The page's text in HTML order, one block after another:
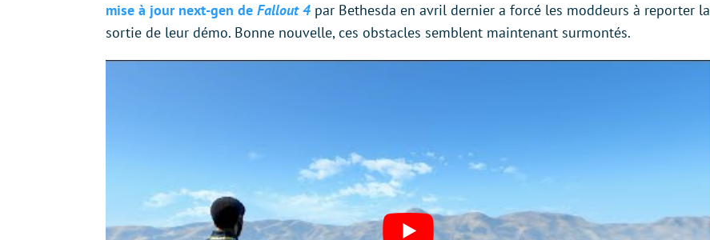
mise à jour next-gen de Fallout 4 par Bethesda en avril dernier a forcé les moddeurs à reporter la
sortie de leur démo. Bonne nouvelle, ces obstacles semblent maintenant surmontés.